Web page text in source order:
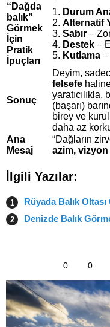
“Dağda
balık”
Görmek
İçin
Pratik
İpuçları
1. Durum
2. Alternatif
3. Sabır –
4. Destek –
5. Kutlama –
Sonuç
Deyim,
felsefe
yaratıcılıkla,
(başarı)
birey ve
daha az
Ana
Mesaj
“Dağların
azim,
İlgili Yazılar:
Rüyada Balık
Denizde Balık
0 0